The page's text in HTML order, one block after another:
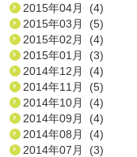
2015年04月 (4)
2015年03月 (5)
2015年02月 (4)
2015年01月 (3)
2014年12月 (4)
2014年11月 (5)
2014年10月 (4)
2014年09月 (4)
2014年08月 (4)
2014年07月 (3)